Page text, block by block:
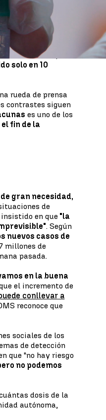
(
) y la
contra el
lejos de haber
crítica" dado que
solo en 10
rueda de prensa
contrastes siguen
es uno de los
fin de la
gran necesidad,
de
insistido en que "la
. Según
nuevos casos de
millones de
pasada.
en la buena
el incremento de
conllevar a
reconoce que
sociales de los
de detección
que "no hay riesgo
no podemos
dosis de la
autónoma,